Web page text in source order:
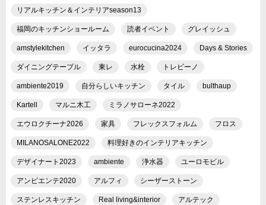
リアルキッチン＆インテリアseason13
福岡のキッチンショールーム 読者イベント グレイッシュ
amstylekitchen イッタラ eurocucina2024 Days & Stories
ダイニングテーブル 東レ 水栓 トレビーノ
ambiente2019 自分らしいキッチン タイル bulthaup
Kartell マルニ木工 ミラノサローネ2022
エウロクチーナ2026 家具 フレックスフォルム フロス
MILANOSALONE2022 料理好きのインテリアキッチン
デザイナート2023 ambiente 浄水器 ユーロモビル
アンビエンテ2020 アルフィ シーザーストーン
ステンレスキッチン Real living&interior アルテック